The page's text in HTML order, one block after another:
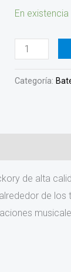
En existencia
BR-
cantidad
Categoría:
de alta
de